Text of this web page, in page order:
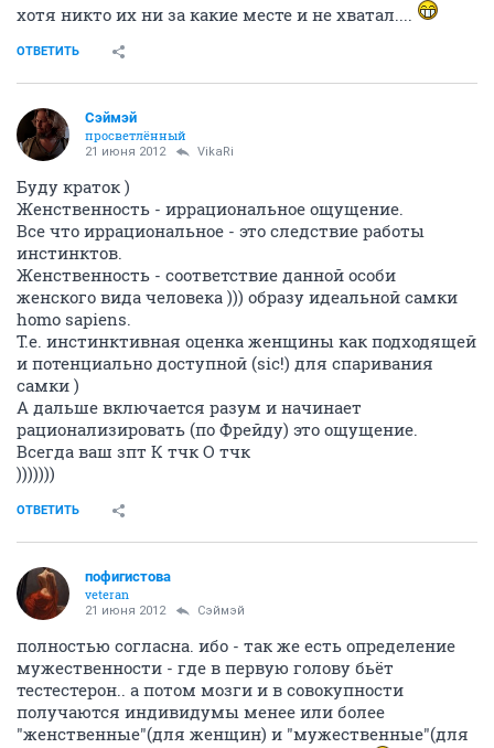
хотя никто их ни за какие месте и не хватал....
ОТВЕТИТЬ
Сэймэй
просветлённый
21 июня 2012 VikaRi
Буду краток )
Женственность - иррациональное ощущение.
Все что иррациональное - это следствие работы
инстинктов.
Женственность - соответствие данной особи
женского вида человека ))) образу идеальной самки
homo sapiens.
Т.е. инстинктивная оценка женщины как подходящей
и потенциально доступной (sic!) для спаривания
самки )
А дальше включается разум и начинает
рационализировать (по Фрейду) это ощущение.
Всегда ваш зпт К тчк О тчк
)))))))
ОТВЕТИТЬ
пофигистова
veteran
21 июня 2012 Сэймэй
полностью согласна. ибо - так же есть определение
мужественности - где в первую голову бьёт
тестестерон.. а потом мозги и в совокупности
получаются индивидумы менее или более
"женственные"(для женщин) и "мужественные"(для